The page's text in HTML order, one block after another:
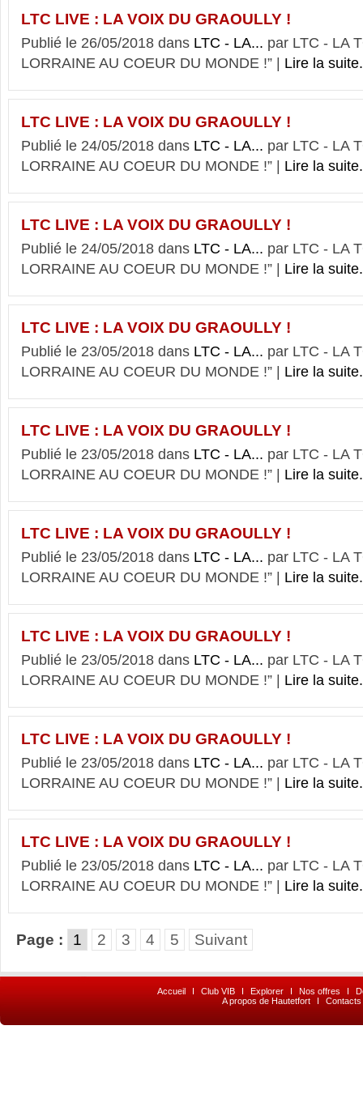
LTC LIVE : LA VOIX DU GRAOULLY !
Publié le 26/05/2018 dans LTC - LA... par LTC - LA
LORRAINE AU COEUR DU MONDE !” | Lire la
LTC LIVE : LA VOIX DU GRAOULLY !
Publié le 24/05/2018 dans LTC - LA... par LTC - LA
LORRAINE AU COEUR DU MONDE !” | Lire la
LTC LIVE : LA VOIX DU GRAOULLY !
Publié le 24/05/2018 dans LTC - LA... par LTC - LA
LORRAINE AU COEUR DU MONDE !” | Lire la
LTC LIVE : LA VOIX DU GRAOULLY !
Publié le 23/05/2018 dans LTC - LA... par LTC - LA
LORRAINE AU COEUR DU MONDE !” | Lire la
LTC LIVE : LA VOIX DU GRAOULLY !
Publié le 23/05/2018 dans LTC - LA... par LTC - LA
LORRAINE AU COEUR DU MONDE !” | Lire la
LTC LIVE : LA VOIX DU GRAOULLY !
Publié le 23/05/2018 dans LTC - LA... par LTC - LA
LORRAINE AU COEUR DU MONDE !” | Lire la
LTC LIVE : LA VOIX DU GRAOULLY !
Publié le 23/05/2018 dans LTC - LA... par LTC - LA
LORRAINE AU COEUR DU MONDE !” | Lire la
LTC LIVE : LA VOIX DU GRAOULLY !
Publié le 23/05/2018 dans LTC - LA... par LTC - LA
LORRAINE AU COEUR DU MONDE !” | Lire la
LTC LIVE : LA VOIX DU GRAOULLY !
Publié le 23/05/2018 dans LTC - LA... par LTC - LA
LORRAINE AU COEUR DU MONDE !” | Lire la
Page : 1 2 3 4 5 Suivant
Accueil I Club VIB I Explorer I Nos offres I
A propos de Hautetfort
I Contacts